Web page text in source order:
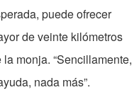
puede ofrecer
de veinte kilómetros
monja. “Sencillamente,
nada más”.